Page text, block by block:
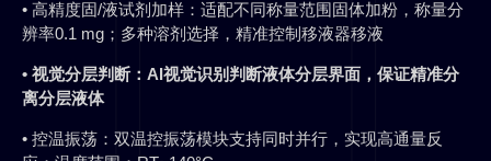
• 高精度固/液试剂加样：适配不同称量范围固体加粉，称量分
辨率0.1 mg；多种溶剂选择，精准控制移液器移液
• 视觉分层判断：AI视觉识别判断液体分层界面，保证精准分
离分层液体
• 控温振荡：双温控振荡模块支持同时并行，实现高通量反